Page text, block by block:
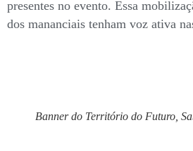
presentes no evento. Essa
dos mananciais tenham voz ativa
Banner do Território do Futuro,